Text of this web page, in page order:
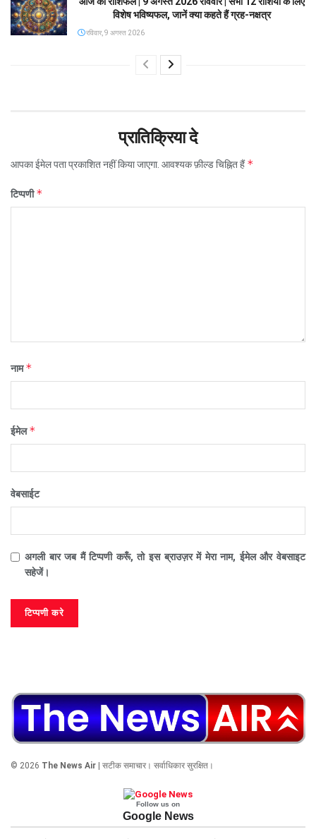
विशेष भविष्यफल, जानें क्या कहते हैं ग्रह-नक्षत्र
रविवार, 9 अगस्त 2026
प्रातिक्रिया दे
आपका ईमेल पता प्रकाशित नहीं किया जाएगा. आवश्यक फ़ील्ड चिह्नित हैं*
टिप्पणी*
नाम*
ईमेल*
वेबसाईट
अगली बार जब मैं टिप्पणी करूँ, तो इस ब्राउज़र में मेरा नाम, ईमेल और वेबसाइट
सहेजें।
© 2026 The News Air | सटीक समाचार। सर्वाधिकार सुरक्षित।
Follow us on
Google News